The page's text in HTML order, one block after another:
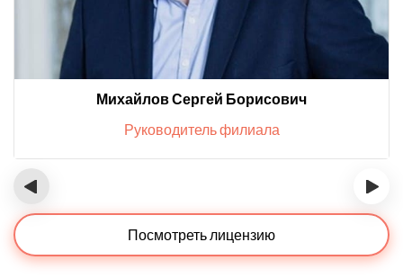
Михайлов Сергей Борисович
Руководитель филиала
‹ ›
Посмотреть лицензию